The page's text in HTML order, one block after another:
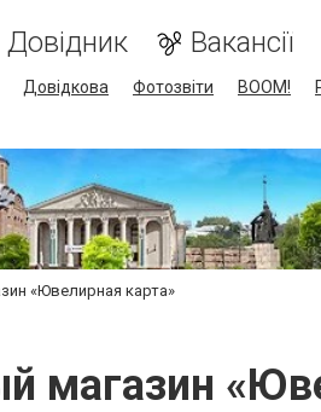
Довідник Вакансії
Довідкова Фотозвіти BOOM!
«Ювелирная карта»
магазин